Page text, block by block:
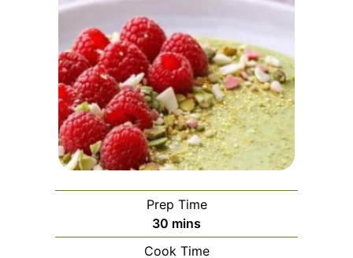
Prep Time
30 minutes
mins
Cook Time